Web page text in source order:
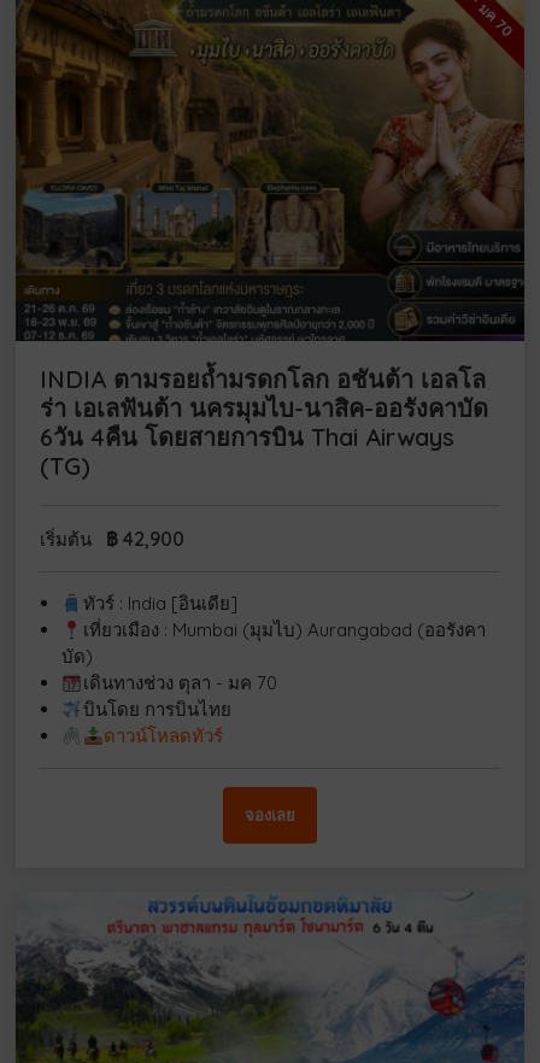
INDIA ตามรอยถ้ำมรดกโลก อชันต้า เอลโล
ร่า เอเลฟันต้า นครมุมไบ-นาสิค-ออรังคาบัด
6วัน 4คืน โดยสายการบิน Thai Airways
(TG)
เริ่มต้น ฿ 42,900
ทัวร์ : India [อินเดีย]
เที่ยวเมือง : Mumbai (มุมไบ) Aurangabad (ออรังคา
บัด)
เดินทางช่วง ตุลา - มค 70
บินโดย การบินไทย
ดาวน์โหลดทัวร์
จองเลย